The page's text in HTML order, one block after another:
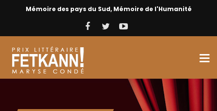
Mémoire des pays du Sud, Mémoire de l'Humanité